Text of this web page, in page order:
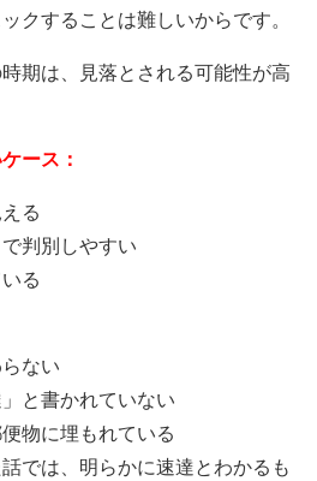
クすることは難しいからです。
期は、見落とされる可能性が高
ース：
る
判別しやすい
る
ない
と書かれていない
物に埋もれている
では、明らかに速達とわかるも